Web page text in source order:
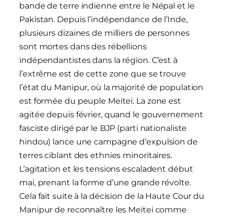
bande de terre indienne entre le Népal et le
Pakistan. Depuis l’indépendance de l’Inde,
plusieurs dizaines de milliers de personnes
sont mortes dans des rébellions
indépendantistes dans la région. C’est à
l’extrême est de cette zone que se trouve
l’état du Manipur, où la majorité de population
est formée du peuple Meitei. La zone est
agitée depuis février, quand le gouvernement
fasciste dirigé par le BJP (parti nationaliste
hindou) lance une campagne d’expulsion de
terres ciblant des ethnies minoritaires.
L’agitation et les tensions escaladent début
mai, prenant la forme d’une grande révolte.
Cela fait suite à la décision de la Haute Cour du
Manipur de reconnaître les Meitei comme